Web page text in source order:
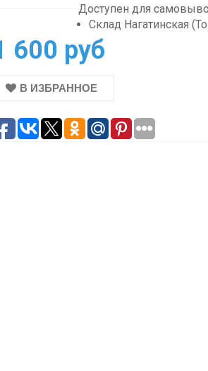
Доступен для
Склад Нагатинская
600 руб
В ИЗБРАННОЕ